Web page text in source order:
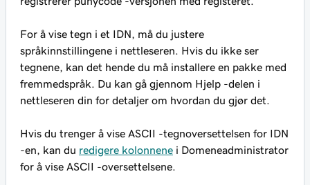
For å vise tegn i et IDN, må du justere
språkinnstillingene i nettleseren. Hvis du ikke ser
tegnene, kan det hende du må installere en pakke med
fremmedspråk. Du kan gå gjennom Hjelp -delen i
nettleseren din for detaljer om hvordan du gjør det.
Hvis du trenger å vise ASCII -tegnoversettelsen for IDN
-en, kan du redigere kolonnene i Domeneadministrator
for å vise ASCII -oversettelsene.